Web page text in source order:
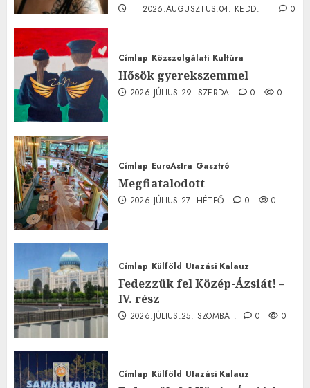
2026.AUGUSZTUS.04. KEDD.
0
Címlap Közszolgálati Kultúra
Hősök gyerekszemmel
2026.JÚLIUS.29. SZERDA. 0 0
Címlap EuroAstra Gasztró
Megfiatalodott
2026.JÚLIUS.27. HÉTFŐ. 0 0
Címlap Külföld Utazási Kalauz
Fedezzük fel Közép-Ázsiát! –
IV. rész
2026.JÚLIUS.25. SZOMBAT. 0 0
Címlap Külföld Utazási Kalauz